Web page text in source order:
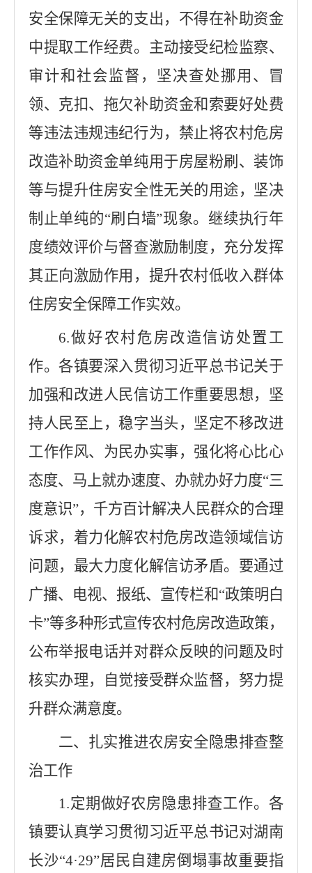
安全保障无关的支出，不得在补助资金
中提取工作经费。主动接受纪检监察、
审计和社会监督，坚决查处挪用、冒
领、克扣、拖欠补助资金和索要好处费
等违法违规违纪行为，禁止将农村危房
改造补助资金单纯用于房屋粉刷、装饰
等与提升住房安全性无关的用途，坚决
制止单纯的“刷白墙”现象。继续执行年
度绩效评价与督查激励制度，充分发挥
其正向激励作用，提升农村低收入群体
住房安全保障工作实效。
6.做好农村危房改造信访处置工
作。各镇要深入贯彻习近平总书记关于
加强和改进人民信访工作重要思想，坚
持人民至上，稳字当头，坚定不移改进
工作作风、为民办实事，强化将心比心
态度、马上就办速度、办就办好力度“三
度意识”，千方百计解决人民群众的合理
诉求，着力化解农村危房改造领域信访
问题，最大力度化解信访矛盾。要通过
广播、电视、报纸、宣传栏和“政策明白
卡”等多种形式宣传农村危房改造政策，
公布举报电话并对群众反映的问题及时
核实办理，自觉接受群众监督，努力提
升群众满意度。
二、扎实推进农房安全隐患排查整
治工作
1.定期做好农房隐患排查工作。各
镇要认真学习贯彻习近平总书记对湖南
长沙“4·29”居民自建房倒塌事故重要指